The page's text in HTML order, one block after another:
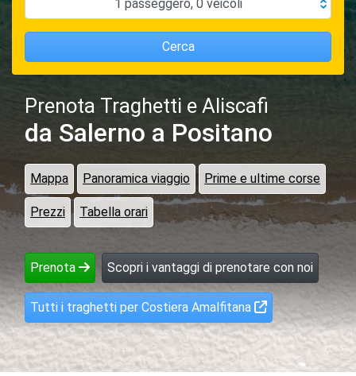
Prenota Traghetti e Aliscafi
da Salerno a Positano
Mappa Panoramica viaggio Prime e ultime corse
Prezzi Tabella orari
Prenota Scopri i vantaggi di prenotare con noi
Tutti i traghetti per Costiera Amalfitana
1 passeggero, 0 veicoli
Cerca